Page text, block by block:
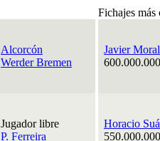
Fichajes más
Alcorcón
Werder Bremen
Javier
Jugador libre
P. Ferreira
Horacio